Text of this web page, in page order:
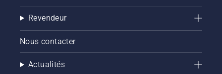
Revendeur
Nous contacter
Actualités